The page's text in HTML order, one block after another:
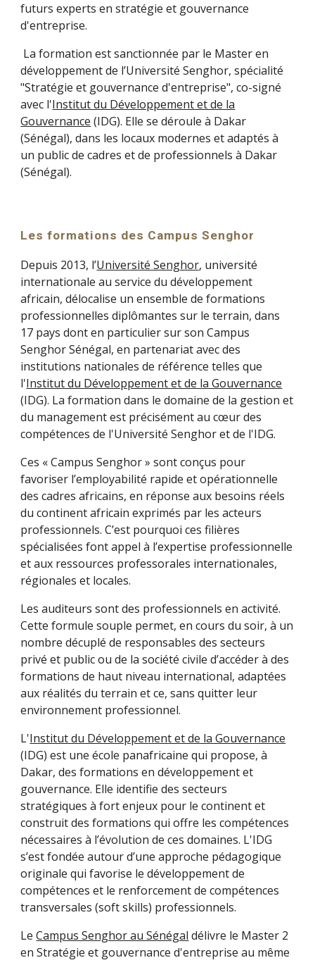
futurs experts en stratégie et gouvernance
d'entreprise.
La formation est sanctionnée par le Master en
développement de l’Université Senghor, spécialité
"Stratégie et gouvernance d'entreprise", co-signé
avec l'Institut du Développement et de la
Gouvernance (IDG). Elle se déroule à Dakar
(Sénégal), dans les locaux modernes et adaptés à
un public de cadres et de professionnels à Dakar
(Sénégal).
Les formations des Campus Senghor
Depuis 2013, l’Université Senghor, université
internationale au service du développement
africain, délocalise un ensemble de formations
professionnelles diplômantes sur le terrain, dans
17 pays dont en particulier sur son Campus
Senghor Sénégal, en partenariat avec des
institutions nationales de référence telles que
l'Institut du Développement et de la Gouvernance
(IDG). La formation dans le domaine de la gestion et
du management est précisément au cœur des
compétences de l'Université Senghor et de l'IDG.
Ces « Campus Senghor » sont conçus pour
favoriser l’employabilité rapide et opérationnelle
des cadres africains, en réponse aux besoins réels
du continent africain exprimés par les acteurs
professionnels. C’est pourquoi ces filières
spécialisées font appel à l’expertise professionnelle
et aux ressources professorales internationales,
régionales et locales.
Les auditeurs sont des professionnels en activité.
Cette formule souple permet, en cours du soir, à un
nombre décuplé de responsables des secteurs
privé et public ou de la société civile d’accéder à des
formations de haut niveau international, adaptées
aux réalités du terrain et ce, sans quitter leur
environnement professionnel.
L'Institut du Développement et de la Gouvernance
(IDG) est une école panafricaine qui propose, à
Dakar, des formations en développement et
gouvernance. Elle identifie des secteurs
stratégiques à fort enjeux pour le continent et
construit des formations qui offre les compétences
nécessaires à l’évolution de ces domaines. L'IDG
s’est fondée autour d’une approche pédagogique
originale qui favorise le développement de
compétences et le renforcement de compétences
transversales (soft skills) professionnels.
LeCampus Senghor au Sénégal délivre le Master 2
en Stratégie et gouvernance d'entreprise au même